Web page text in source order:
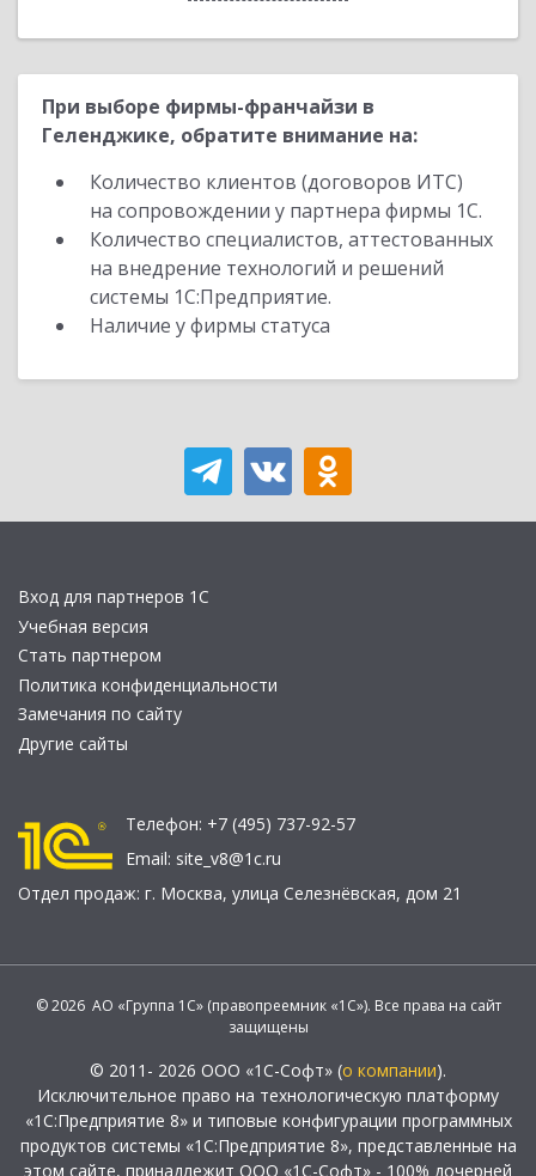
При выборе фирмы-франчайзи в
Геленджике, обратите внимание на:
Количество клиентов (договоров ИТС)
на сопровождении у партнера фирмы 1С.
Количество специалистов, аттестованных
на внедрение технологий и решений
системы 1С:Предприятие.
Наличие у фирмы статуса
Вход для партнеров 1С
Учебная версия
Стать партнером
Политика конфиденциальности
Замечания по сайту
Другие сайты
Телефон: +7 (495) 737-92-57
Email: site_v8@1c.ru
Отдел продаж: г. Москва, улица Селезнёвская, дом 21
© 2026 АО «Группа 1С» (правопреемник «1С»). Все права на сайт
защищены
© 2011- 2026 ООО «1С-Софт» (о компании).
Исключительное право на технологическую платформу
«1С:Предприятие 8» и типовые конфигурации программных
продуктов системы «1С:Предприятие 8», представленные на
этом сайте, принадлежит ООО «1С-Софт» - 100% дочерней